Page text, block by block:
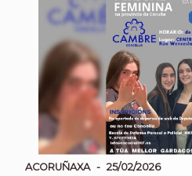
ACORUÑAXA 25/02/2026